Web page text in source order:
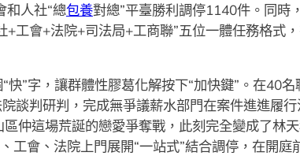
和人社“總包養對總”平臺勝利調停1140件。同時
工會+法院+司法局+工商聯”五位一體任務格式
快”字，讓群體性膠葛化解按下“加快鍵”。在40
談判研判，完成無爭議薪水部門在案件進進履
仲這場荒誕的戀愛爭奪戰，此刻完全變成了林
工會、法院上門展開“一站式”結合調停，在開